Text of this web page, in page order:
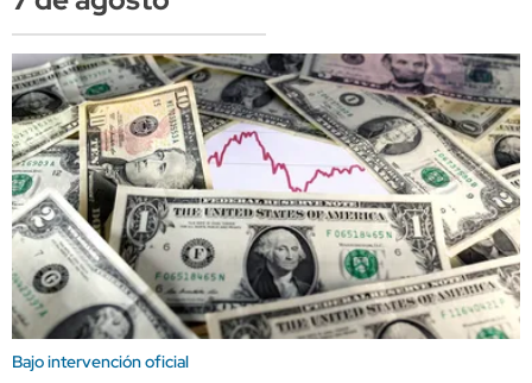
Bajo intervención oficial